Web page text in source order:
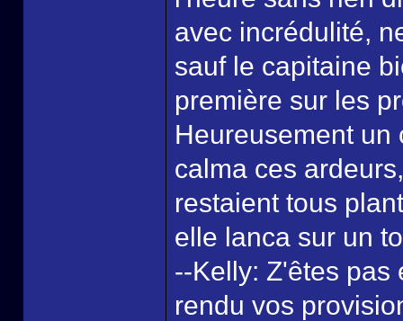
avec incrédulité,
sauf le capitaine
première sur les
Heureusement un
calma ces
restaient tous
elle lanca sur un
--Kelly: Z'êtes pas
rendu vos